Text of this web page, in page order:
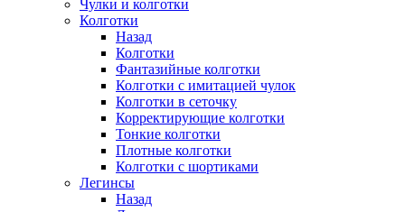
Чулки и колготки
Колготки
Назад
Колготки
Фантазийные колготки
Колготки с имитацией чулок
Колготки в сеточку
Корректирующие колготки
Тонкие колготки
Плотные колготки
Колготки с шортиками
Легинсы
Назад